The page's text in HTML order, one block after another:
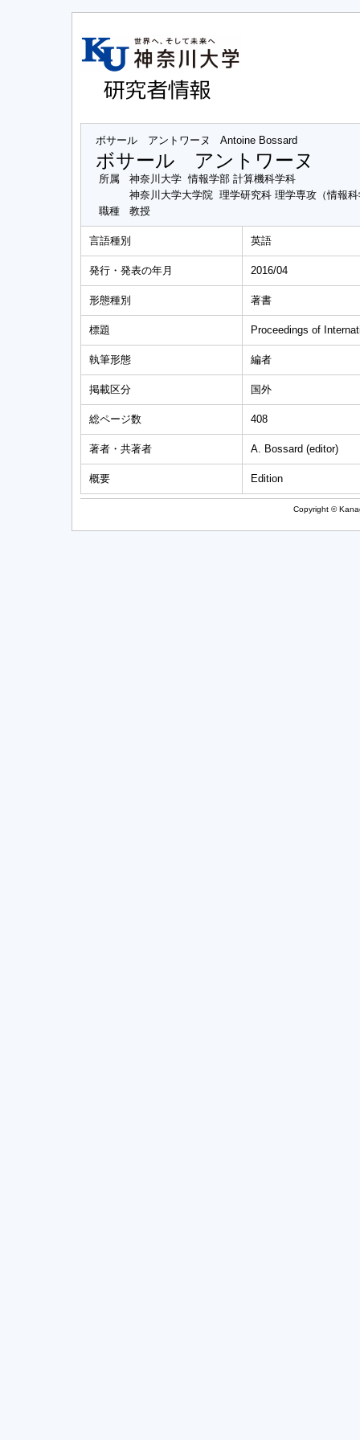
ボサール アントワーヌ Antoine Bossard
ボサール アントワーヌ
所属
神奈川大学 情報学部 計算機科学科
神奈川大学大学院 理学研究科 理学専攻（情報
職種
教授
言語種別 英語
発行・発表の年月 2016/04
形態種別 著書
標題 Proceedings of
執筆形態 編者
掲載区分 国外
総ページ数 408
著者・共著者 A. Bossard (editor)
概要 Edition
Copyright ©